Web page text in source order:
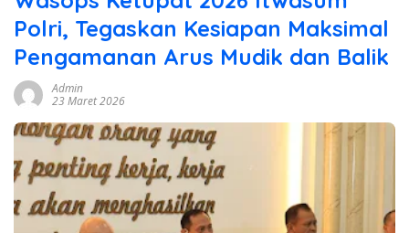
Polri, Tegaskan Kesiapan Maksimal
Pengamanan Arus Mudik dan Balik
Admin
23 Maret 2026